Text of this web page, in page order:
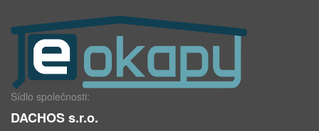
Sídlo společnosti:
DACHOS s.r.o.